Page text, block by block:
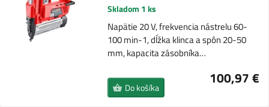
Skladom 1 ks
Napätie 20 V, frekvencia nástrelu 60-
100 min-1, dĺžka klinca a spôn 20-50
mm, kapacita zásobníka…
100,97 €
Do košíka